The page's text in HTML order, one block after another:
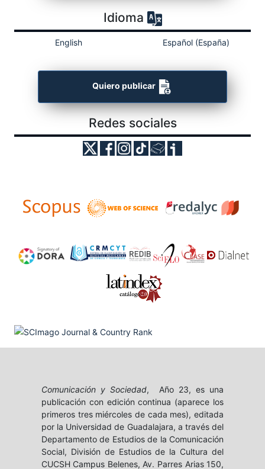
Idioma
English Español (España)
Quiero publicar
Redes sociales
Comunicación y Sociedad, Año 23, es una
publicación con edición continua (aparece los
primeros tres miércoles de cada mes), editada
por la Universidad de Guadalajara, a través del
Departamento de Estudios de la Comunicación
Social, División de Estudios de la Cultura del
CUCSH Campus Belenes, Av. Parres Arias 150,